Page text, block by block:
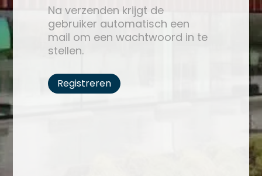
Na verzenden krijgt de
gebruiker automatisch een
mail om een wachtwoord in te
stellen.
Registreren